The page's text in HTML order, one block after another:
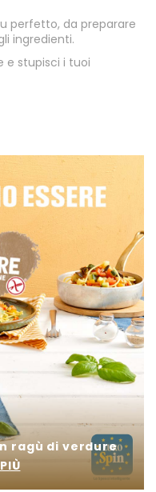
perfetto, da preparare
ingredienti.
e stupisci i tuoi
ragù di verdure